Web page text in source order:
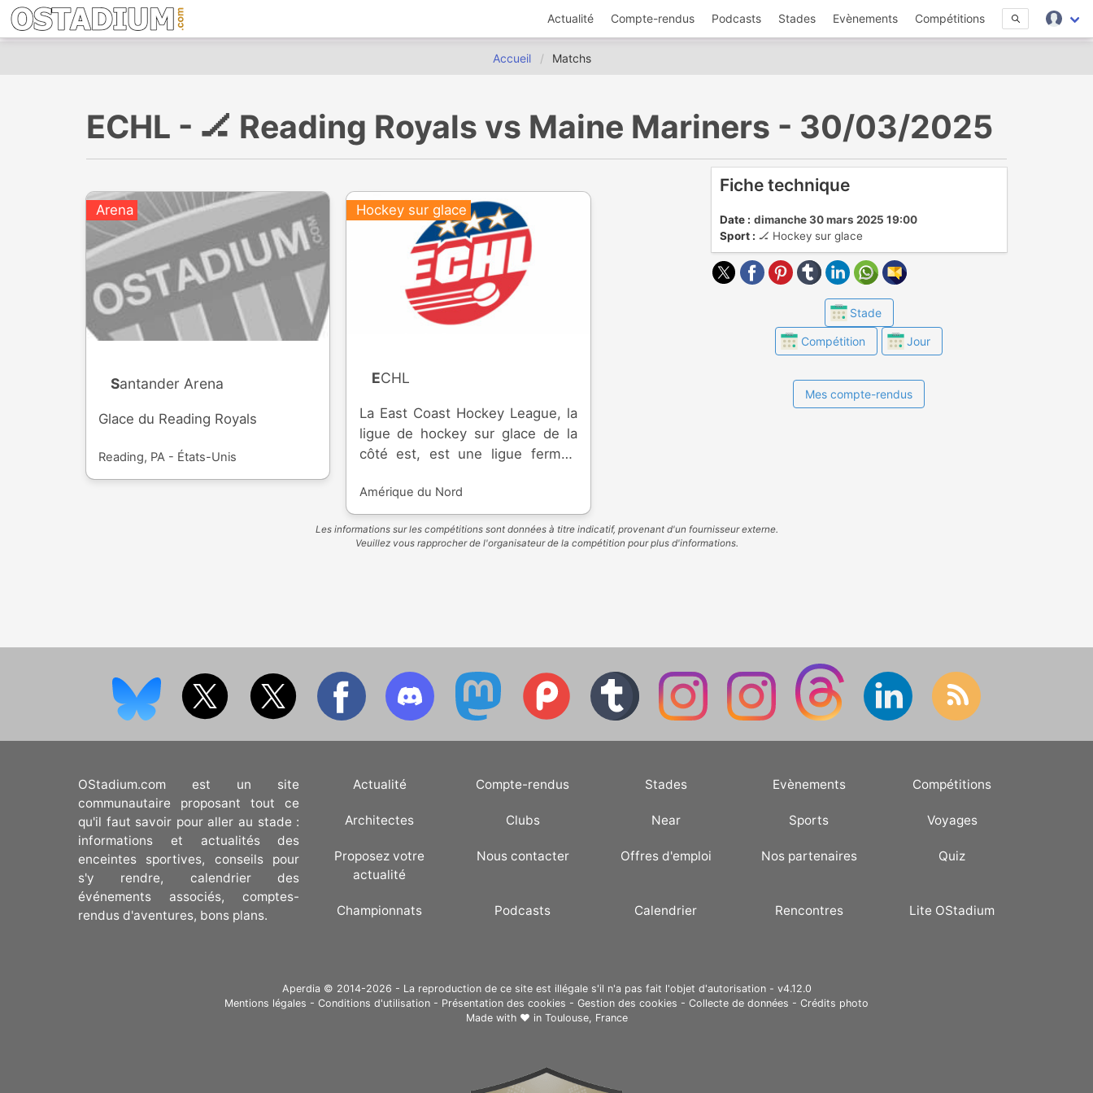
Actualité Compte-rendus Podcasts Stades Evènements Compétitions
Accueil Matchs
ECHL - 🏒 Reading Royals vs Maine Mariners - 30/03/2025
Arena
Santander Arena
Glace du Reading Royals
Reading, PA - États-Unis
Hockey sur glace
ECHL
La East Coast Hockey League, la
ligue de hockey sur glace de la
côté est, est une ligue fermée
Princeton, dans le New Jersey et
créée en 1988. Elle est formée de
franchises aux Etats-Unis et au
Amérique du Nord
Fiche technique
Date : dimanche 30 mars 2025 19:00
Sport : 🏒 Hockey sur glace
Stade
Compétition Jour
Mes compte-rendus
Les informations sur les compétitions sont données à titre indicatif, provenant d'un fournisseur externe.
Veuillez vous rapprocher de l'organisateur de la compétition pour plus d'informations.
OStadium.com est un site
communautaire proposant tout ce
qu'il faut savoir pour aller au stade :
informations et actualités des
enceintes sportives, conseils pour
s'y rendre, calendrier des
événements associés, comptes-
rendus d'aventures, bons plans.
Actualité Compte-rendus Stades Evènements Compétitions
Architectes Clubs Near Sports Voyages
Proposez votre
actualité
Nous contacter Offres d'emploi Nos partenaires Quiz
Championnats Podcasts Calendrier Rencontres Lite OStadium
Aperdia © 2014-2026 - La reproduction de ce site est illégale s'il n'a pas fait l'objet d'autorisation - v4.12.0
Mentions légales - Conditions d'utilisation - Présentation des cookies - Gestion des cookies - Collecte de données - Crédits photo
Made with ❤ in Toulouse, France